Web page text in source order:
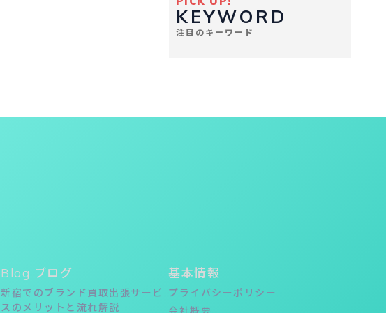
KEYWORD
注目のキーワード
Blog ブログ
新宿でのブランド買取出張サービ
スのメリットと流れ解説
基本情報
プライバシーポリシー